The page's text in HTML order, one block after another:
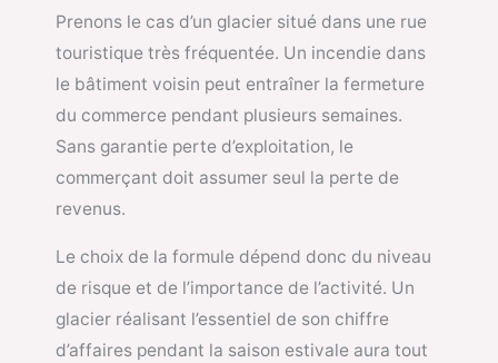
Prenons le cas d’un glacier situé dans une rue
touristique très fréquentée. Un incendie dans
le bâtiment voisin peut entraîner la fermeture
du commerce pendant plusieurs semaines.
Sans garantie perte d’exploitation, le
commerçant doit assumer seul la perte de
revenus.
Le choix de la formule dépend donc du niveau
de risque et de l’importance de l’activité. Un
glacier réalisant l’essentiel de son chiffre
d’affaires pendant la saison estivale aura tout